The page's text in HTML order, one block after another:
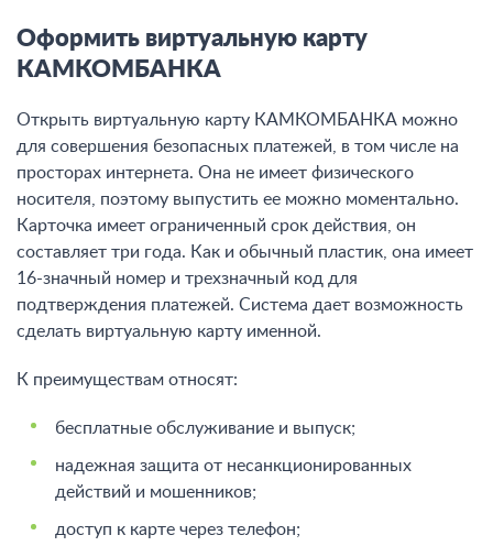
Оформить виртуальную карту
КАМКОМБАНКА
Открыть виртуальную карту КАМКОМБАНКА можно
для совершения безопасных платежей, в том числе на
просторах интернета. Она не имеет физического
носителя, поэтому выпустить ее можно моментально.
Карточка имеет ограниченный срок действия, он
составляет три года. Как и обычный пластик, она имеет
16-значный номер и трехзначный код для
подтверждения платежей. Система дает возможность
сделать виртуальную карту именной.
К преимуществам относят:
бесплатные обслуживание и выпуск;
надежная защита от несанкционированных
действий и мошенников;
доступ к карте через телефон;